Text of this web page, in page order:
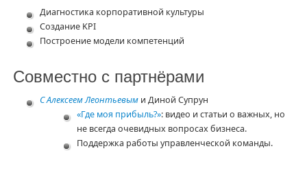
Диагностика корпоративной культуры
Создание KPI
Построение модели компетенций
Совместно с партнёрами
С Алексеем Леонтьевыми Диной Супрун
«Где моя прибыль?»: видео и статьи о важных, но
не всегда очевидных вопросах бизнеса.
Поддержка работы управленческой команды.